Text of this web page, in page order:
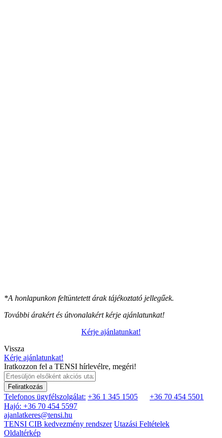
*A honlapunkon feltüntetett árak tájékoztató jellegűek.
További árakért és útvonalakért kérje ajánlatunkat!
Kérje ajánlatunkat!
Vissza
Kérje ajánlatunkat!
Iratkozzon fel a TENSI hírlevélre, megéri!
Feliratkozás
Telefonos ügyfélszolgálat: +36 1 345 1505
+36 70 454 5501
Hajó: +36 70 454 5597
ajanlatkeres@tensi.hu
TENSI CIB kedvezmény rendszer Utazási Feltételek
Oldaltérkép